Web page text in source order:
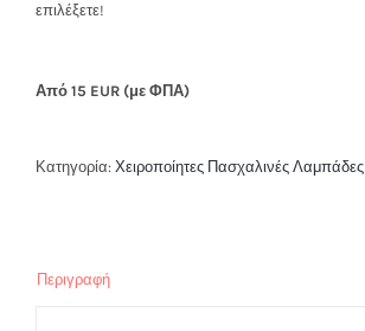
επιλέξετε!
Από 15 EUR (με ΦΠΑ)
Κατηγορία: Χειροποίητες Πασχαλινές Λαμπάδες
Περιγραφή